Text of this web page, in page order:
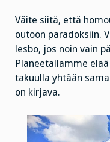
Väite siitä, että
outoon paradoksiin.
lesbo, jos noin vain
Planeetallamme
takuulla yhtään
on kirjava.